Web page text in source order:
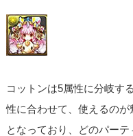
コットンは5属性に分岐す
性に合わせて、使えるの
となっており、どのパーテ